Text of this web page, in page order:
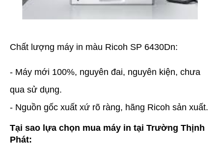
Chất lượng máy in màu Ricoh SP 6430Dn:
- Máy mới 100%, nguyên đai, nguyên kiện, chưa
qua sử dụng.
- Nguồn gốc xuất xứ rõ ràng, hãng Ricoh sản xuất.
Tại sao lựa chọn mua máy in tại Trường Thịnh
Phát: